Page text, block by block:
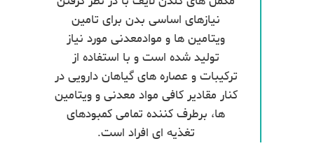
نیازهای اساسی بدن برای تامین
ویتامین ها و موادمعدنی مورد نیاز
تولید شده است و با استفاده از
ترکیبات و عصاره های گیاهان دارویی در
کنار مقادیر کافی مواد معدنی و ویتامین
ها، برطرف کننده تمامی کمبودهای
تغذیه ای افراد است.